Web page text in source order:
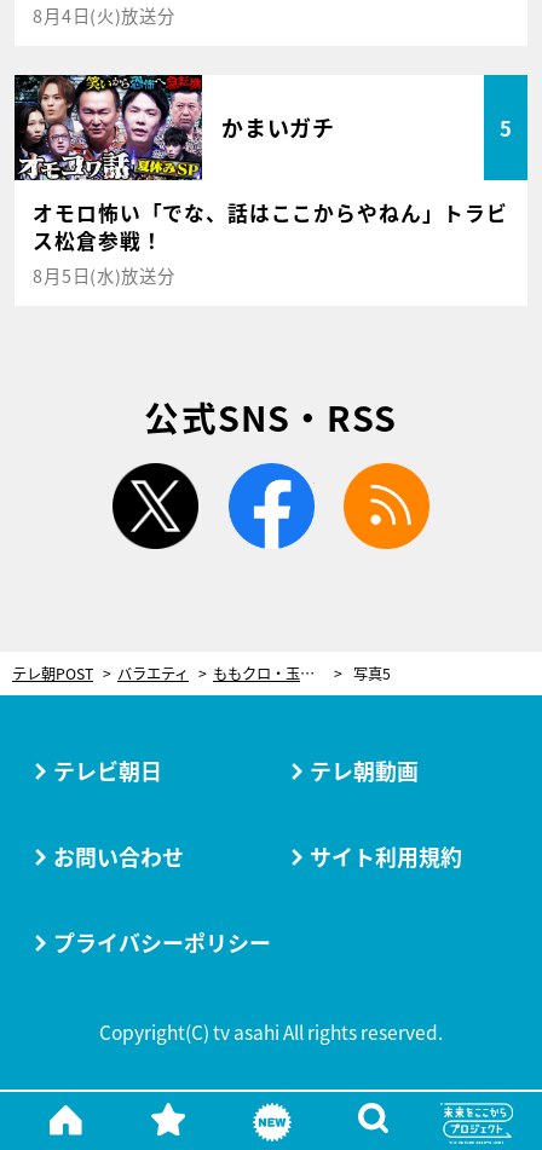
8月4日(火)放送分
かまいガチ 5
オモロ怖い「でな、話はここからやねん」トラビ
ス松倉参戦！
8月5日(水)放送分
公式SNS・RSS
twitter facebook
テレ朝POST バラエティ ももクロ・玉井詩織がプロ級の包丁さばきを披露！お肉をおいしくする切り方とは？ 写真5
テレビ朝日 テレ朝動画
お問い合わせ サイト利用規約
プライバシーポリシー
Copyright(C) tv asahi All rights reserved.